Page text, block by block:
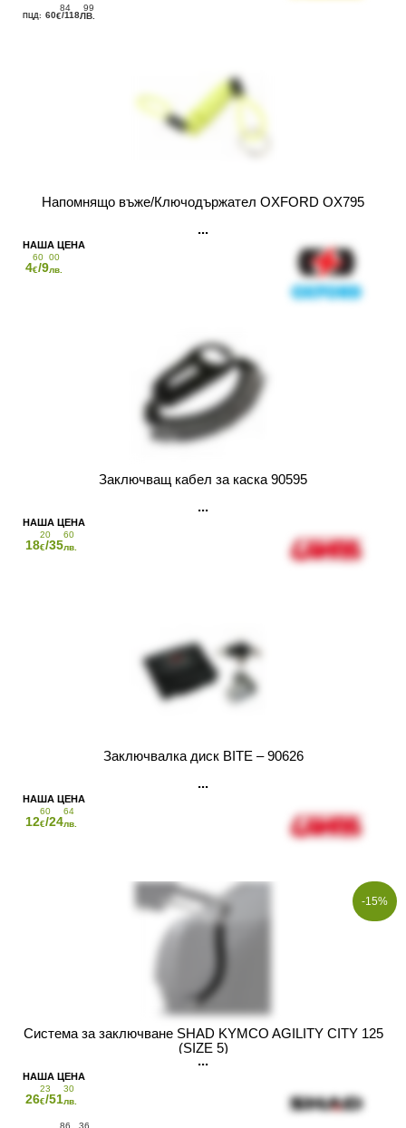
60
84
€/118
99
ЛВ.
Напомнящо въже/Ключодържател OXFORD OX795
4
60
€/9
00
лв.
Заключващ кабел за каска 90595
18
20
€/35
60
лв.
Заключвалка диск BITE – 90626
12
60
€/24
64
лв.
-15%
Система за заключване SHAD KYMCO AGILITY CITY 125
(SIZE 5)
26
23
€/51
30
лв.